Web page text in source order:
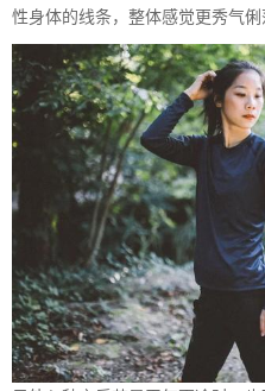
性身体的线条，整体感觉更秀气俐